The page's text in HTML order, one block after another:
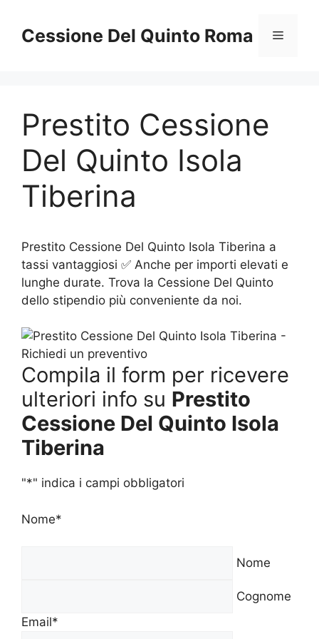
contenuto
Cessione Del Quinto Roma Menu
Prestito Cessione
Del Quinto Isola
Tiberina
Prestito Cessione Del Quinto Isola Tiberina a
tassi vantaggiosi ✅ Anche per importi elevati e
lunghe durate. Trova la Cessione Del Quinto
dello stipendio più conveniente da noi.
Compila il form per ricevere
ulteriori info su Prestito
Cessione Del Quinto Isola
Tiberina
"*" indica i campi obbligatori
Nome*
Nome
Cognome
Email*